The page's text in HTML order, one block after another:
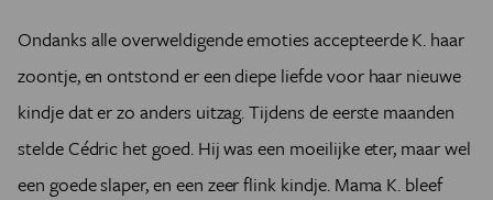
Ondanks alle overweldigende emoties accepteerde K. haar
zoontje, en ontstond er een diepe liefde voor haar nieuwe
kindje dat er zo anders uitzag. Tijdens de eerste maanden
stelde Cédric het goed. Hij was een moeilijke eter, maar wel
een goede slaper, en een zeer flink kindje. Mama K. bleef